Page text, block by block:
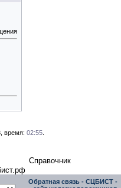
время: 02:55.
Справочник
Обратная связь - СЦБИСТ -